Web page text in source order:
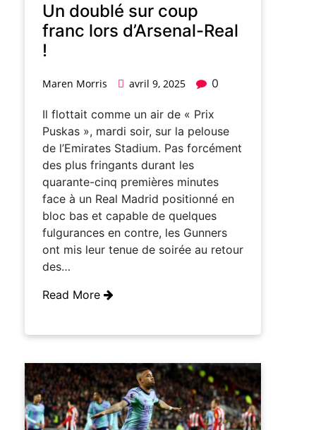
Un doublé sur coup
franc lors d’Arsenal-Real
!
Maren Morris avril 9, 2025 0
Il flottait comme un air de « Prix
Puskas », mardi soir, sur la pelouse
de l’Emirates Stadium. Pas forcément
des plus fringants durant les
quarante-cinq premières minutes
face à un Real Madrid positionné en
bloc bas et capable de quelques
fulgurances en contre, les Gunners
ont mis leur tenue de soirée au retour
des…
Read More